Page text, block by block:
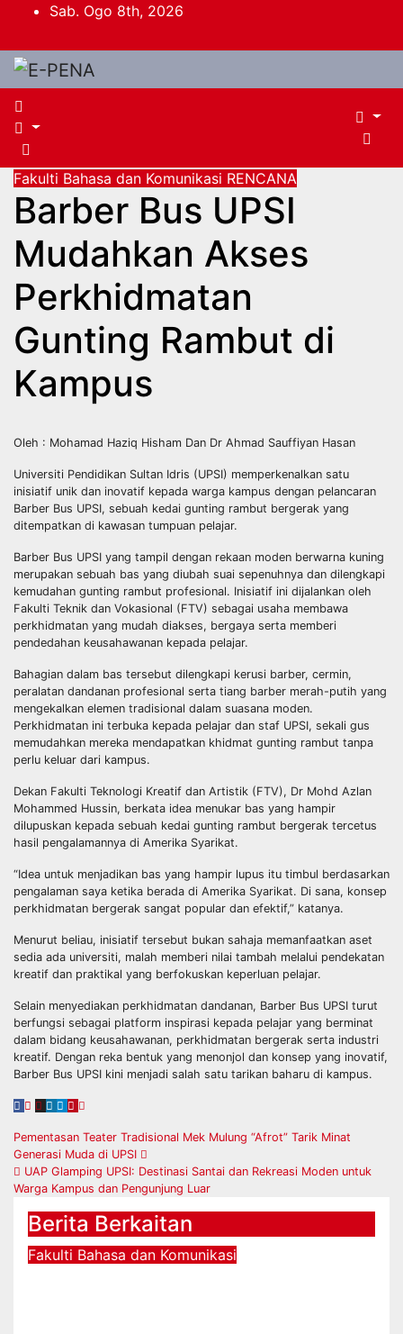
content
Sab. Ogo 8th, 2026
Fakulti Bahasa dan Komunikasi RENCANA
Barber Bus UPSI
Mudahkan Akses
Perkhidmatan
Gunting Rambut di
Kampus
Oleh : Mohamad Haziq Hisham Dan Dr Ahmad Sauffiyan Hasan
Universiti Pendidikan Sultan Idris (UPSI) memperkenalkan satu
inisiatif unik dan inovatif kepada warga kampus dengan pelancaran
Barber Bus UPSI, sebuah kedai gunting rambut bergerak yang
ditempatkan di kawasan tumpuan pelajar.
Barber Bus UPSI yang tampil dengan rekaan moden berwarna kuning
merupakan sebuah bas yang diubah suai sepenuhnya dan dilengkapi
kemudahan gunting rambut profesional. Inisiatif ini dijalankan oleh
Fakulti Teknik dan Vokasional (FTV) sebagai usaha membawa
perkhidmatan yang mudah diakses, bergaya serta memberi
pendedahan keusahawanan kepada pelajar.
Bahagian dalam bas tersebut dilengkapi kerusi barber, cermin,
peralatan dandanan profesional serta tiang barber merah-putih yang
mengekalkan elemen tradisional dalam suasana moden.
Perkhidmatan ini terbuka kepada pelajar dan staf UPSI, sekali gus
memudahkan mereka mendapatkan khidmat gunting rambut tanpa
perlu keluar dari kampus.
Dekan Fakulti Teknologi Kreatif dan Artistik (FTV), Dr Mohd Azlan
Mohammed Hussin, berkata idea menukar bas yang hampir
dilupuskan kepada sebuah kedai gunting rambut bergerak tercetus
hasil pengalamannya di Amerika Syarikat.
“Idea untuk menjadikan bas yang hampir lupus itu timbul berdasarkan
pengalaman saya ketika berada di Amerika Syarikat. Di sana, konsep
perkhidmatan bergerak sangat popular dan efektif,” katanya.
Menurut beliau, inisiatif tersebut bukan sahaja memanfaatkan aset
sedia ada universiti, malah memberi nilai tambah melalui pendekatan
kreatif dan praktikal yang berfokuskan keperluan pelajar.
Selain menyediakan perkhidmatan dandanan, Barber Bus UPSI turut
berfungsi sebagai platform inspirasi kepada pelajar yang berminat
dalam bidang keusahawanan, perkhidmatan bergerak serta industri
kreatif. Dengan reka bentuk yang menonjol dan konsep yang inovatif,
Barber Bus UPSI kini menjadi salah satu tarikan baharu di kampus.
Navigasi
kiriman
Pementasan Teater Tradisional Mek Mulung “Afrot” Tarik Minat
Generasi Muda di UPSI
UAP Glamping UPSI: Destinasi Santai dan Rekreasi Moden untuk
Warga Kampus dan Pengunjung Luar
Berita Berkaitan
Fakulti Bahasa dan Komunikasi